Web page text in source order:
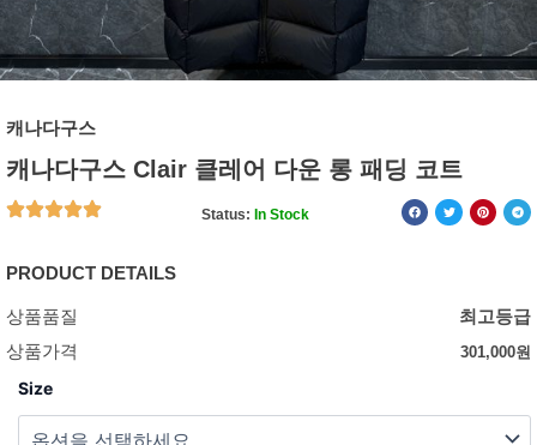
캐나다구스
캐나다구스 Clair 클레어 다운 롱 패딩 코트
Status: In Stock
PRODUCT DETAILS
상품품질
최고등급
상품가격
301,000원
Size